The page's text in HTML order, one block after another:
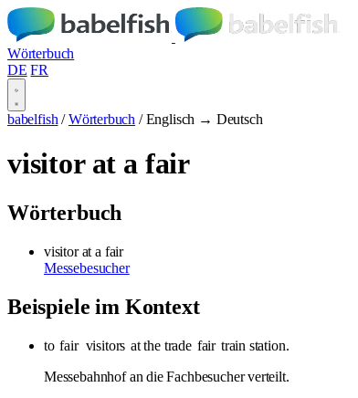
Wörterbuch
DE FR
babelfish / Wörterbuch / Englisch → Deutsch
visitor at a fair
Wörterbuch
visitor at a fair
Messebesucher
Beispiele im Kontext
to fair visitors at the trade fair train station.
Messebahnhof an die Fachbesucher verteilt.